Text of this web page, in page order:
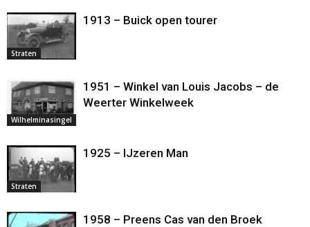
Straten
1913 – Buick open tourer
Wilhelminasingel
1951 – Winkel van Louis Jacobs – de
Weerter Winkelweek
Straten
1925 – IJzeren Man
1958 – Preens Cas van den Broek